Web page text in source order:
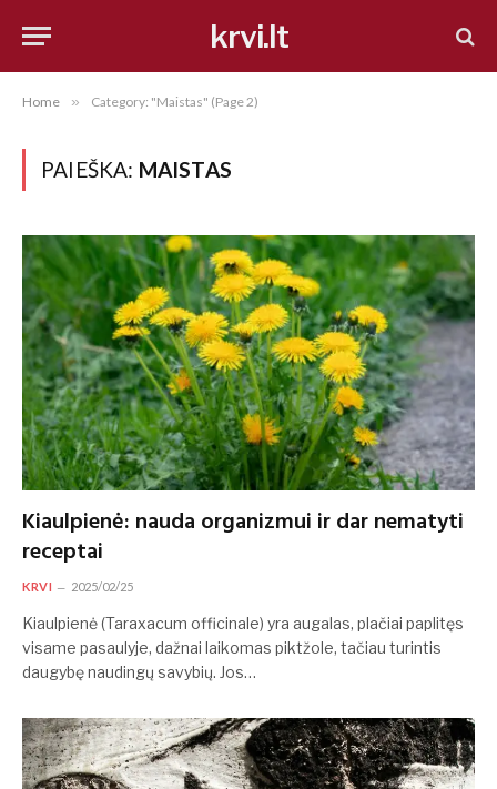
krvi.lt
Home » Category: "Maistas" (Page 2)
PAIEŠKA: MAISTAS
Kiaulpienė: nauda organizmui ir dar nematyti
receptai
KRVI 2025/02/25
Kiaulpienė (Taraxacum officinale) yra augalas, plačiai paplitęs
visame pasaulyje, dažnai laikomas piktžole, tačiau turintis
daugybę naudingų savybių. Jos…